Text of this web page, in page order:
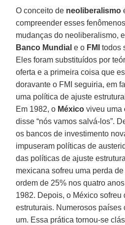
O conceito de neoliberalismo
compreender esses
mudanças do neoliberalismo,
Banco Mundial e o FMI todos
Eles foram substituídos por
oferta e a primeira coisa que
doravante o FMI seguiria, em
uma política de ajuste
Em 1982, o México viveu uma
disse “nós vamos salvá-los”.
os bancos de investimento
impuseram políticas de
das políticas de ajuste
mexicana sofreu uma perda
ordem de 25% nos quatro
1982. Depois, o México sofreu
estruturais. Numerosos países
um. Essa prática tornou-se